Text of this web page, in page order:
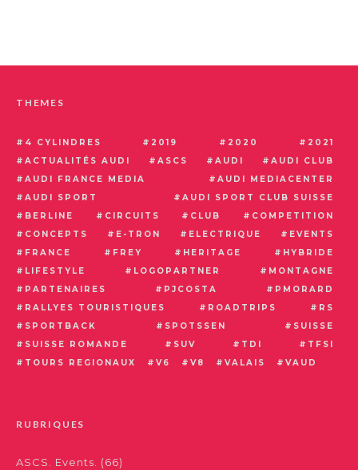
THEMES
4 CYLINDRES 2019 2020
2021
ACTUALITÉS AUDI
ASCS AUDI
AUDI CLUB
AUDI FRANCE MEDIA
AUDI MEDIACENTER
AUDI SPORT
AUDI SPORT CLUB SUISSE
BERLINE
CIRCUITS CLUB
COMPETITION
CONCEPTS
E-TRON ELECTRIQUE
EVENTS
FRANCE
FREY HERITAGE
HYBRIDE
LIFESTYLE
LOGOPARTNER
MONTAGNE
PARTENAIRES
PJCOSTA
PMORARD
RALLYES TOURISTIQUES
ROADTRIPS
RS
SPORTBACK
SPOTSSEN
SUISSE
SUISSE ROMANDE
SUV TDI
TFSI
TOURS REGIONAUX
V6 V8 VALAIS VAUD
RUBRIQUES
ASCS. Events. (66)